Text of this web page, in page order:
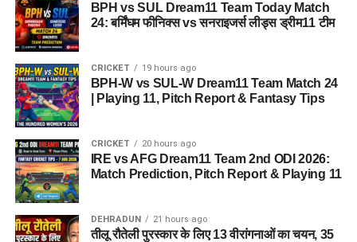
BPH vs SUL Dream11 Team Today Match
24: बर्मिंघम फीनिक्स vs सनराइजर्स लीड्स ड्रीम11 टीम
CRICKET 19 hours ago
BPH-W vs SUL-W Dream11 Team Match 24
| Playing 11, Pitch Report & Fantasy Tips
CRICKET 20 hours ago
IRE vs AFG Dream11 Team 2nd ODI 2026:
Match Prediction, Pitch Report & Playing 11
DEHRADUN 21 hours ago
तीलू रौतेली पुरस्कार के लिए 13 वीरांगनाओं का चयन, 35